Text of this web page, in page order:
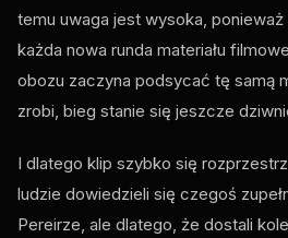
temu uwaga jest wysoka,
każda nowa runda materiału
obozu zaczyna podsycać tę samą
zrobi, bieg stanie się jeszcze
I dlatego klip szybko się
ludzie dowiedzieli się czegoś
Pereirze, ale dlatego, że dostali